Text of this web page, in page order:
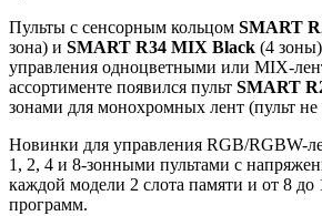
Пульты с сенсорным кольцом SMART
зона) и SMART R34 MIX Black (4
управления одноцветными или MIX-
ассортименте появился пульт SMART
зонами для монохромных лент (пульт не
Новинки для управления RGB/RGBW-
1, 2, 4 и 8-зонными пультами с
каждой модели 2 слота памяти и от 8 до
программ.